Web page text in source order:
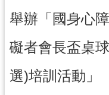
育
關
舉辦「國身心
礙者會長盃桌
選)培訓活動」